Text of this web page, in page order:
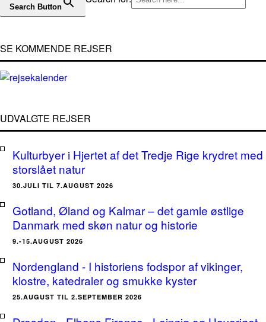
Search Button
SE KOMMENDE REJSER
UDVALGTE REJSER
Kulturbyer i Hjertet af det Tredje Rige krydret med
storslået natur
30.JULI TIL 7.AUGUST 2026
Gotland, Øland og Kalmar – det gamle østlige
Danmark med skøn natur og historie
9.-15.AUGUST 2026
Nordengland - I historiens fodspor af vikinger,
klostre, katedraler og smukke kyster
25.AUGUST TIL 2.SEPTEMBER 2026